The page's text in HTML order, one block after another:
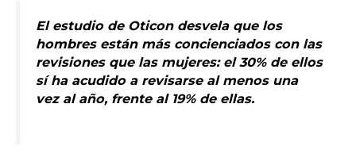
El estudio de Oticon desvela que los
hombres están más concienciados con las
revisiones que las mujeres: el 30% de ellos
sí ha acudido a revisarse al menos una
vez al año, frente al 19% de ellas.